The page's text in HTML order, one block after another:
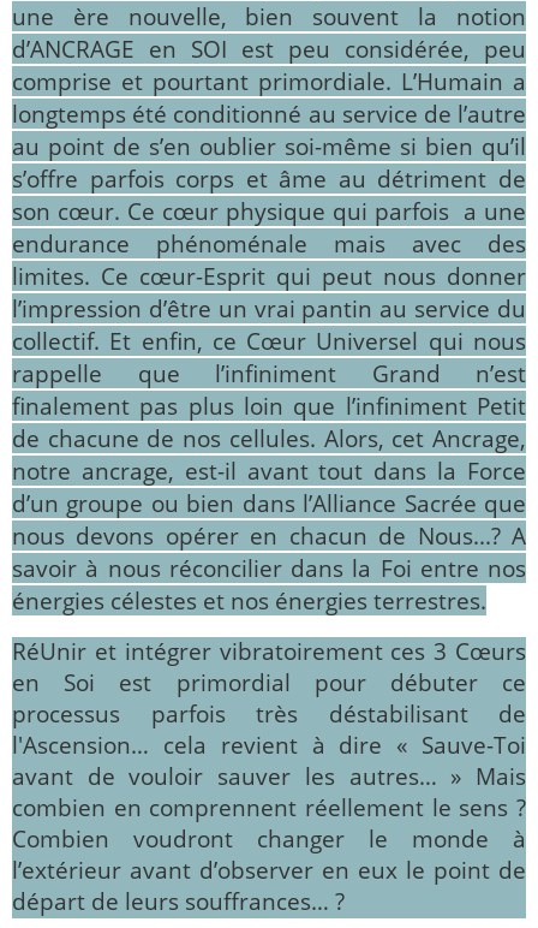
une ère nouvelle, bien souvent la notion
d’ANCRAGE en SOI est peu considérée, peu
comprise et pourtant primordiale. L’Humain a
longtemps été conditionné au service de l’autre
au point de s’en oublier soi-même si bien qu’il
s’offre parfois corps et âme au détriment de
son cœur. Ce cœur physique qui parfois a une
endurance phénoménale mais avec des
limites. Ce cœur-Esprit qui peut nous donner
l’impression d’être un vrai pantin au service du
collectif. Et enfin, ce Cœur Universel qui nous
rappelle que l’infiniment Grand n’est
finalement pas plus loin que l’infiniment Petit
de chacune de nos cellules. Alors, cet Ancrage,
notre ancrage, est-il avant tout dans la Force
d’un groupe ou bien dans l’Alliance Sacrée que
nous devons opérer en chacun de Nous...? A
savoir à nous réconcilier dans la Foi entre nos
énergies célestes et nos énergies terrestres.
RéUnir et intégrer vibratoirement ces 3 Cœurs
en Soi est primordial pour débuter ce
processus parfois très déstabilisant de
l'Ascension… cela revient à dire « Sauve-Toi
avant de vouloir sauver les autres… » Mais
combien en comprennent réellement le sens ?
Combien voudront changer le monde à
l’extérieur avant d’observer en eux le point de
départ de leurs souffrances… ?